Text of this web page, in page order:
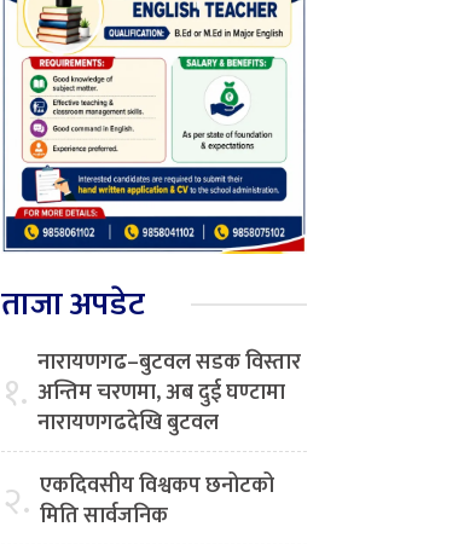
ताजा अपडेट
१. नारायणगढ–बुटवल सडक विस्तार
अन्तिम चरणमा, अब दुई घण्टामा
नारायणगढदेखि बुटवल
२. एकदिवसीय विश्वकप छनोटको
मिति सार्वजनिक